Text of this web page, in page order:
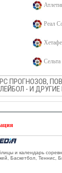
Реал
ПРОГНОЗОВ,
- И
и календарь
Баскетбол, Теннис,